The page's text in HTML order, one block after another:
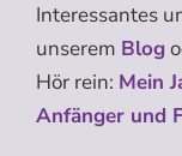
Interessantes
unserem Blog
Hör rein: Mein
Anfänger und